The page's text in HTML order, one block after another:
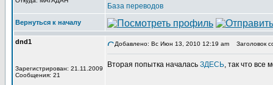
База переводов
Вернуться к началу
dnd1
Зарегистрирован: 21.11.2009
Сообщения: 21
Добавлено: Вс Июн 13, 2010 12:19 am Заголовок
Вторая попытка началась ЗДЕСЬ, так что все